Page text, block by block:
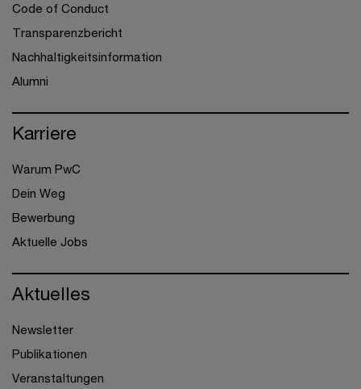
Code of Conduct
Transparenzbericht
Nachhaltigkeitsinformation
Alumni
Karriere
Warum PwC
Dein Weg
Bewerbung
Aktuelle Jobs
Aktuelles
Newsletter
Publikationen
Veranstaltungen